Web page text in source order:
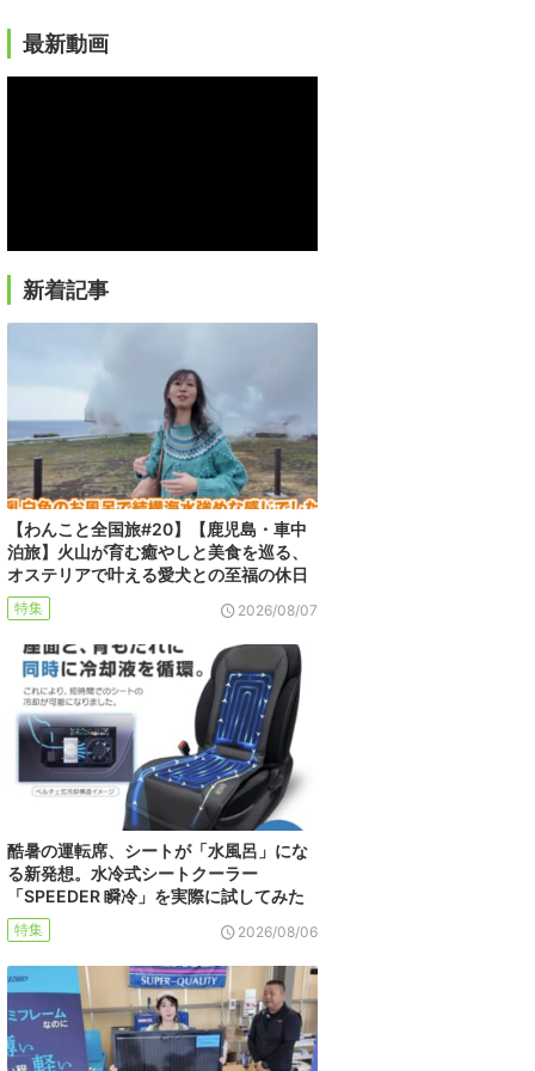
最新動画
新着記事
【わんこと全国旅#20】【鹿児島・車中
泊旅】火山が育む癒やしと美食を巡る、
オステリアで叶える愛犬との至福の休日
特集 2026/08/07
酷暑の運転席、シートが「水風呂」にな
る新発想。水冷式シートクーラー
「SPEEDER 瞬冷」を実際に試してみた
特集 2026/08/06